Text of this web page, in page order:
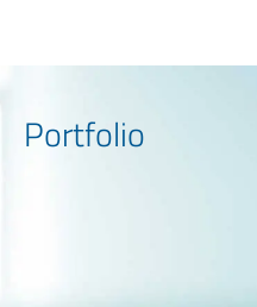
Portfolio